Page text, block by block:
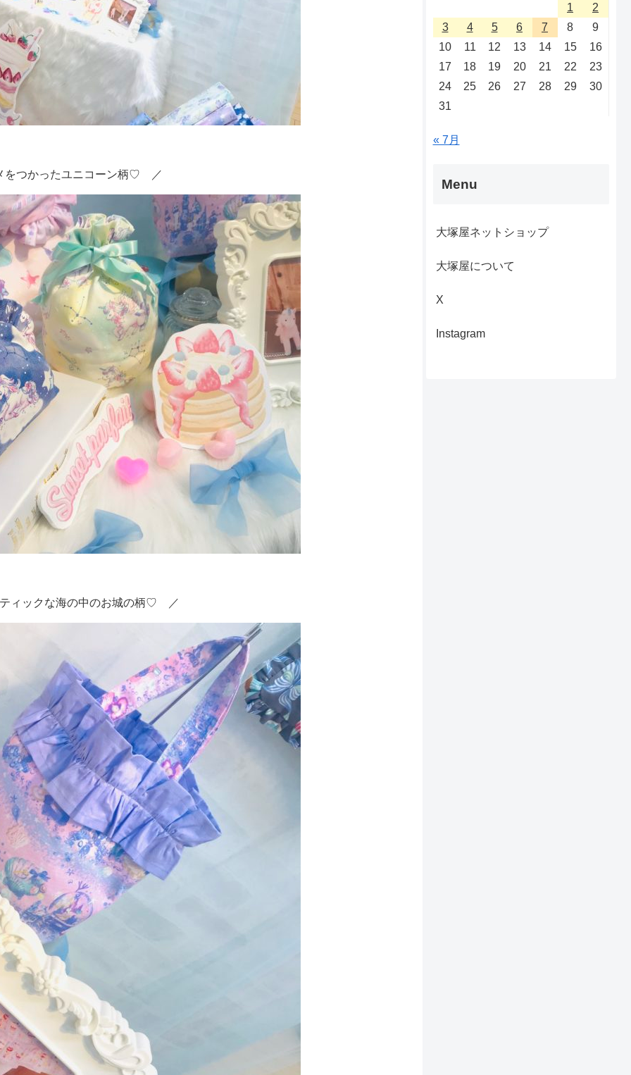
つかったユニコーン柄♡ ／
ィックな海の中のお城の柄♡ ／
1
2
3
4 5 6 7 8
9
10
11 12 13 14 15
16
17
18 19 20 21 22
23
24
25 26 27 28 29
30
31
« 7月
Menu
大塚屋ネットショップ
大塚屋について
X
Instagram